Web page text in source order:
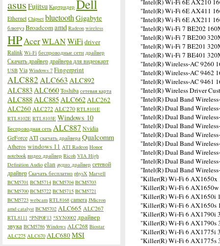
asus Fujitsu Картридер Dell
Ethernet Chipset bluetooth Gigabyte
блютуз Broadcomamd Radeon wireless
HPAcerWLANWiFi driver
Ralink Wi-Fi беспроводные сети драйвер
Скачать драйвер драйвера для видеокарт
USB Via Windows 7 Fingerprint
ALC882 ALC663 ALC892
ALC883ALC660Toshiba сетевая карта
ALC888ALC885ALC662ALC262
ALC260 ALC272 ALC270 RTL8101E
RTL8102E RTL8103E Windows 10
Беспроводная сеть ALC887 Nvidia
GeForce ATI скачать драйвера Qualcomm
Atheroswindows 11 ATI Radeon Honor
notebook видео драйвер Ricoh VIA High
Definition Audio elan аудио драйвер сетевой
драйвер Скачать бесплатно physX Marvell
BCM5701 BCM5714 BCM5704 BCM5703
BCM5700 BCM5722 BCM5715 BCM5721
BCM5723 webcam RTL8168 camera JMicron
amd catalyst BCM5702 ALC665 ALC267
RTL8111 *PNP0F13 *SYN0002 драйвер
звука BCM5786 Windows ALC268 Biostar
ALC275 ALC670 ALC680MSI
"Intel(R) Wi-Fi 6E AX210
"Intel(R) Wi-Fi 6E AX411
"Intel(R) Wi-Fi 6E AX211
"Intel(R) Wi-Fi 7 BE202
"Intel(R) Wi-Fi 7 BE200
"Intel(R) Wi-Fi 7 BE201
"Intel(R) Wi-Fi 7 BE401
"Intel(R) Wireless-AC 9260
"Intel(R) Wireless-AC 9462
"Intel(R) Wireless-AC 9461
"Intel(R) Wireless Driver
"Intel(R) Dual Band
"Intel(R) Dual Band
"Intel(R) Dual Band
"Intel(R) Dual Band
"Intel(R) Dual Band
"Intel(R) Dual Band
"Intel(R) Dual Band
"Intel(R) Dual Band
"Intel(R) Dual Band
"Killer(R) Wi-Fi 6 AX1650x
"Killer(R) Wi-Fi 6 AX1650w
"Killer(R) Wi-Fi 6 AX1650i
"Killer(R) Wi-Fi 6 AX1650s
"Killer(R) Wi-Fi 6 AX1790i
"Killer(R) Wi-Fi 6 AX1790s
"Killer(R) Wi-Fi 6 AX1775i
"Killer(R) Wi-Fi 6 AX1775s